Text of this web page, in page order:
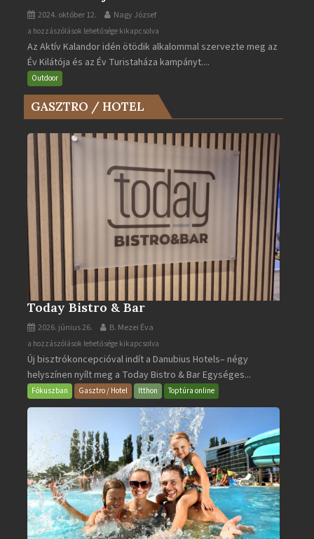
2024. október 12. Nagy József
Az
Év
Kilátója
és
az
Év
bejegyzéshez
a hozzászólások lehetősége kikapcsolva
Az Aktív Kalandor idén ötödik alkalommal szervezte meg az
Év Kilátója és az Év Turistaháza kampányt....
Outdoor
GASZTRO / HOTEL
Today Bistro & Bar
2026. június 26. B. Mezei Éva
Today
Bistro
&
Bar
bejegyzéshez
a hozzászólások lehetősége kikapcsolva
Új bisztrókoncepcióval indít a Danubius Hotels– négy
helyszínen nyílt meg a Today Bistro & Bar Egységes...
Fókuszban Gasztro / Hotel Itthon Toptúra online